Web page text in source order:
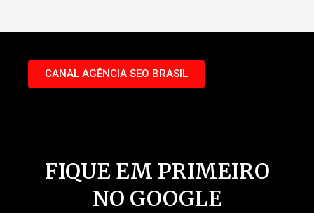
CANAL AGÊNCIA SEO BRASIL
FIQUE EM PRIMEIRO
NO GOOGLE